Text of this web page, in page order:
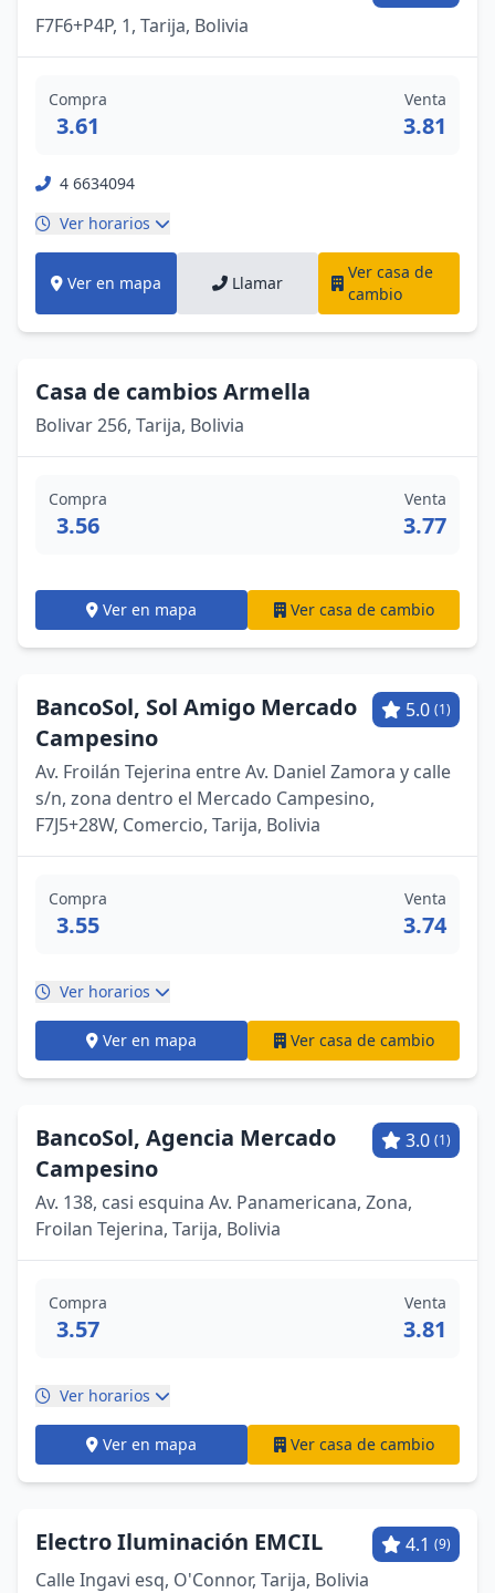
F7F6+P4P, 1, Tarija, Bolivia
Compra
3.61
Venta
3.81
4 6634094
Ver horarios
Ver en mapa Llamar
Ver casa de
cambio
Casa de cambios Armella
Bolivar 256, Tarija, Bolivia
Compra
3.56
Venta
3.77
Ver en mapa Ver casa de cambio
BancoSol, Sol Amigo Mercado
Campesino
5.0 (1)
Av. Froilán Tejerina entre Av. Daniel Zamora y calle
s/n, zona dentro el Mercado Campesino,
F7J5+28W, Comercio, Tarija, Bolivia
Compra
3.55
Venta
3.74
Ver horarios
Ver en mapa Ver casa de cambio
BancoSol, Agencia Mercado
Campesino
3.0 (1)
Av. 138, casi esquina Av. Panamericana, Zona,
Froilan Tejerina, Tarija, Bolivia
Compra
3.57
Venta
3.81
Ver horarios
Ver en mapa Ver casa de cambio
Electro Iluminación EMCIL 4.1 (9)
Calle Ingavi esq, O'Connor, Tarija, Bolivia